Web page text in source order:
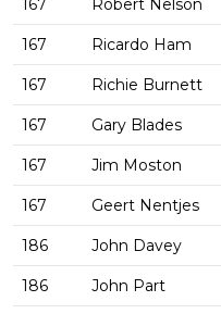
167 Ricardo Ham
167 Richie Burnett
167 Gary Blades
167 Jim Moston
167 Geert Nentjes
186 John Davey
186 John Part